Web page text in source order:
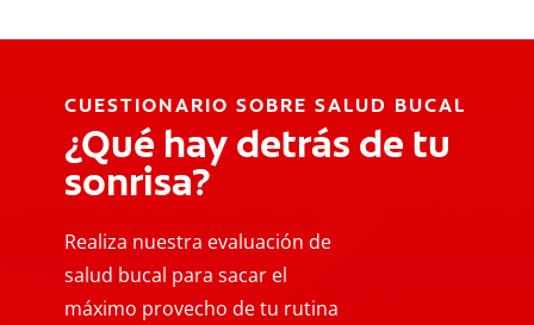
CUESTIONARIO SOBRE SALUD BUCAL
¿Qué hay detrás de tu
sonrisa?
Realiza nuestra evaluación de
salud bucal para sacar el
máximo provecho de tu rutina